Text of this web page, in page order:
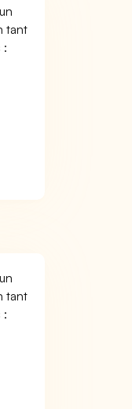
tant
:
tant
: